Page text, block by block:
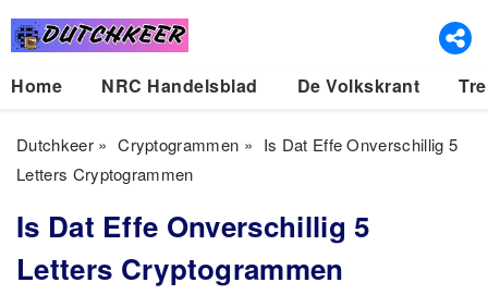
Home NRC Handelsblad De Volkskrant
Dutchkeer» Cryptogrammen » Is Dat Effe Onverschillig 5
Letters Cryptogrammen
Is Dat Effe Onverschillig 5
Letters Cryptogrammen